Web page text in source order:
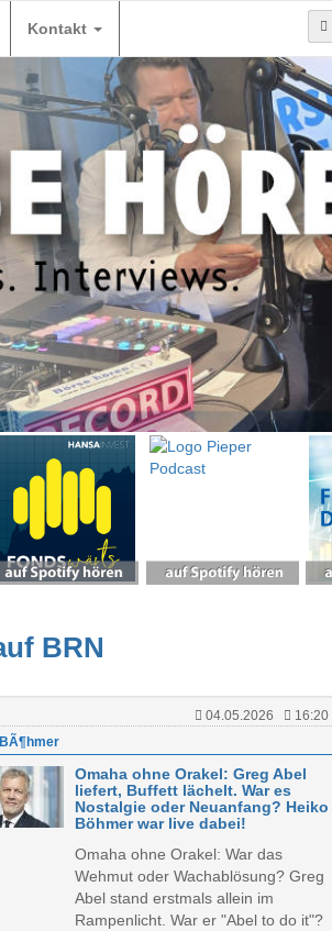
Kontakt
BRN
04.05.2026
16:20
Omaha ohne Orakel: Greg Abel
liefert, Buffett lächelt. War es
Nostalgie oder Neuanfang? Heiko
Böhmer war live dabei!
Omaha ohne Orakel: War das
Wehmut oder Wachablösung? Greg
Abel stand erstmals allein im
Rampenlicht. War er "Abel to do it"?